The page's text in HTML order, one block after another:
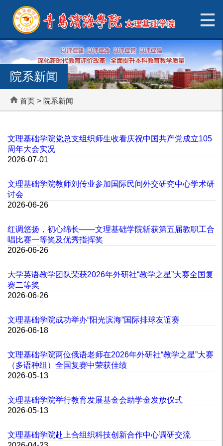
院系新闻
首页 > 院系新闻
文理基础学院党总支组织师生收看庆祝中国共产党成立105
周年大会实况
2026-07-01
文理基础学院教师刘传业参加国际民间外交研究中心学术研
讨会
2026-06-26
红调悠扬，初心绵长——文理基础学院斩获第五届教职工合
唱比赛一等奖及优秀指挥奖
2026-06-26
大学英语教学团队荣获2026年外研社“教学之星”大赛全国复
赛二等奖
2026-06-26
文理基础学院成功举办“阳光滨海”国际排球友谊赛
2026-06-18
文理基础学院两位俄语老师在2026年外研社“教学之星”大赛
（多语种组）全国复赛中荣获佳绩
2026-05-13
文理基础学院举行教育发展基金会助学金发放仪式
2026-05-13
文理基础学院赴上合组织科技创新合作中心调研交流